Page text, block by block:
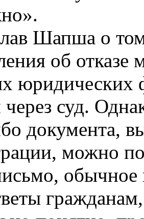
Шапша о
об
юридических
суд.
документа,
можно
гражданам,